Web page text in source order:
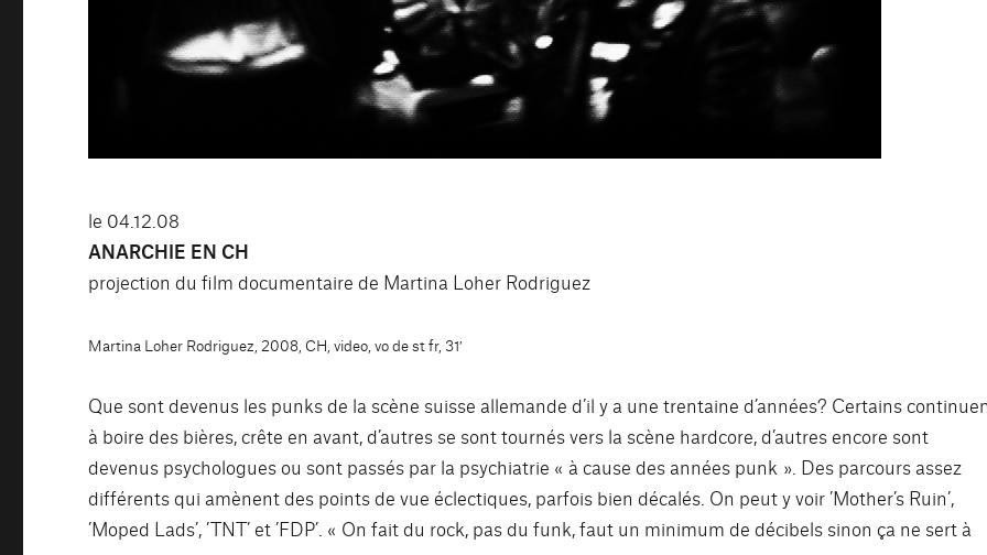
le 04.12.08
ANARCHIE EN CH
projection du film documentaire de Martina Loher Rodriguez
Martina Loher Rodriguez 2008 CH ,video ,vo dest fr, 31′
Que sont devenus les punks de la scène suisse allemande d’il y a une trentaine d’années? Certains
à boire des bières, crête en avant, d’autres se sont tournés vers la scène hardcore, d’autres encore sont
devenus psychologues ou sont passés par la psychiatrie « à cause des années punk ». Des parcours assez
différents qui amènent des points de vue éclectiques, parfois bien décalés. On peut y voir ’Mother’s Ruin’,
’Moped Lads’, ’TNT’ et ’FDP’. « On fait du rock, pas du funk, faut un minimum de décibels sinon ça ne sert à